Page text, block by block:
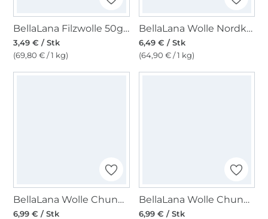
BellaLana Filzwolle 50gr. , anthrazit
3,49 € / Stk
(69,80 € / 1 kg)
BellaLana Wolle Nordkap 100gr. , hellgrau
6,49 € / Stk
(64,90 € / 1 kg)
BellaLana Wolle Chunky Bowl 150gr. , multicolor
6,99 € / Stk
BellaLana Wolle Chunky Bowl 150gr. , grün
6,99 € / Stk